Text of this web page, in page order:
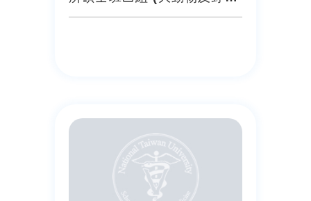
動物6350)甄試口試公...